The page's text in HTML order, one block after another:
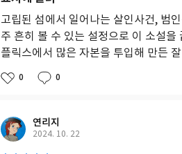
고립된 섬에서 일어나는 살인사건, 범
주 흔히 볼 수 있는 설정으로 이 소설
플릭스에서 많은 자본을 투입해 만든
0 0
연리지
2024. 10. 22